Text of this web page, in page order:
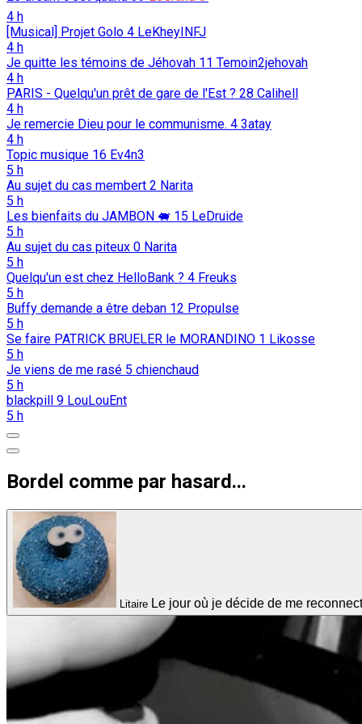
4 h
[Musical] Projet Golo 4 LeKheyINFJ
4 h
Je quitte les témoins de Jéhovah 11 Temoin2jehovah
4 h
PARIS - Quelqu'un prêt de gare de l'Est ? 28 Calihell
4 h
Je remercie Dieu pour le communisme. 4 3atay
4 h
Topic musique 16 Ev4n3
5 h
Au sujet du cas membert 2 Narita
5 h
Les bienfaits du JAMBON 🐖️ 15 LeDruide
5 h
Au sujet du cas piteux 0 Narita
5 h
Quelqu'un est chez HelloBank ? 4 Freuks
5 h
Buffy demande a être deban 12 Propulse
5 h
Se faire PATRICK BRUELER le MORANDINO 1 Likosse
5 h
Je viens de me rasé 5 chienchaud
5 h
blackpill 9 LouLouEnt
5 h
Bordel comme par hasard...
Litaire Le jour où je décide de me